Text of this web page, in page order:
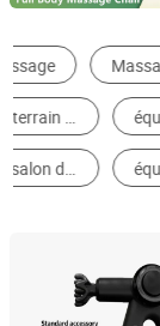
Chaise de
Table & Lit de
Masseur de
ZM Electronics
Guangdong,